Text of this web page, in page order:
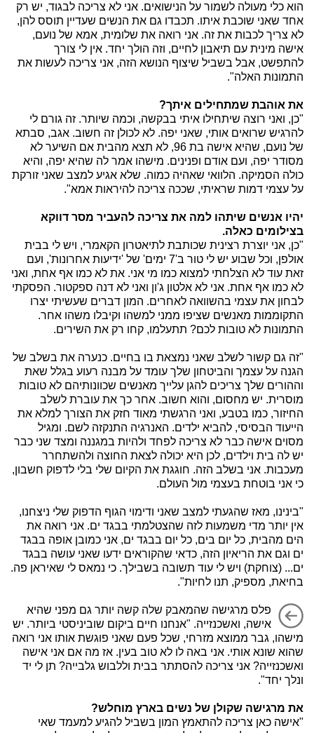
הוא כלי מעולה לשמור על הנישואים. אני לא צריכה לבגוד, יש רק
אחד שאני שוכבת איתו. תכבדו גם את הנשים שעדיין תוסס להן,
לא צריך לכבות את זה. אני רואה את שלומית, אמא של נועם,
אישה מינית עם תיאבון לחיים, וזה הולך יחד. אין לי צורך
להתפשט, אבל בשביל שיצוף הנושא הזה, אני צריכה לעשות את
התמונות האלה".
את אוהבת שמתחילים איתך?
"כן, ואני רוצה שיתחילו איתי בבקשה, וכמה שיותר. זה גורם לי
להרגיש שרואים אותי, שאני יפה. לא לכולן זה חשוב. אגב, סבתא
של נועם, שהיא אישה בת 96, לא תצא מהבית אם השיער לא
מסודר יפה, ועם אודם ופנינים. מישהו אמר לה שהיא יפה, והיא
כולה הסמיקה. הלוואי שאהיה כמוה. שלא אגיע למצב שאני זורקת
על עצמי דמות שראיתי, שככה צריכה להיראות אמא".
יהיו אנשים שיתהו למה את צריכה להעביר מסר דווקא
בצילומים כאלה.
"כן, אני יוצרת רצינית שכותבת לתיאטרון הקאמרי, ויש לי בבית
אולפן, וכל שבוע יש לי טור ב'7 ימים' של 'ידיעות אחרונות', ועם
זאת עוד לא הצלחתי למצוא כמו מי אני. את לא כמו אף אחת, ואני
לא כמו אף אחת. אני לא אלטון ג'ון ואני לא דנה ספקטור. הפסקתי
לבחון את עצמי בהשוואה לאחרים. המון דברים שעשיתי יצרו
התקוממות מאנשים שציפו ממני למשהו וקיבלו משהו אחר.
התמונות לא טובות לכם? תתעלמו, קחו רק את השירים.
"זה גם קשור לשלב שאני נמצאת בו בחיים. כנערה את בשלב של
הגנה על עצמך והביטחון שלך עומד על מבנה רעוע בגלל שאת
וההורים שלך צריכים להגן עלייך מאנשים שכוונותיהם לא טובות
מוסרית. יש מחסום, והוא חשוב. אחר כך את עוברת לשלב
החיזור, כמו בטבע, ואני הרגשתי מאוד חזק את הצורך למלא את
הייעוד הבסיסי, להביא ילדים. האנרגיה התנקזה לשם. ומגיל
מסוים אישה כבר לא צריכה לפחד ולהיות במגננה ומצד שני כבר
יש לה בית וילדים, לכן היא יכולה לצאת החוצה ולהשתחרר
מעכבות. אני בשלב הזה. חוגגת את הקיום שלי בלי לדפוק חשבון,
כי אני בוטחת בעצמי מול העולם.
"בינינו, מאז שהגעתי למצב שאני ודימוי הגוף הדפוק שלי ניצחנו,
אין יותר מדי משמעות לזה שהצטלמתי בבגד ים. אני רואה את
הים מהבית, כל יום בים, כל יום בבגד ים, אני כמובן אופה בבגד
ים וגם את הריאיון הזה, כדאי שהקוראים ידעו שאני עושה בבגד
ים... (צוחקת) ויש לי עוד תשובה בשבילך. כי נמאס לי שאיראן פה.
בחיאת, מספיק, תנו לחיות".
פלס מרגישה שהמאבק שלה קשה יותר גם מפני שהיא
אישה, ואשכנזייה. "אנחנו חיים ביקום שוביניסטי ביותר. יש
מישהו, גבר ממוצא מזרחי, שכל פעם שאני פוגשת אותו אני רואה
שהוא שונא אותי. אני באה לו לא טוב בעין. אז מה אם אני אישה
ואשכנזייה? אני צריכה להסתתר בבית וללבוש גלבייה? תן לי יד
ונלך יחד".
את מרגישה שקולן של נשים בארץ מוחלש?
"אישה כאן צריכה להתאמץ המון בשביל להגיע למעמד שאי